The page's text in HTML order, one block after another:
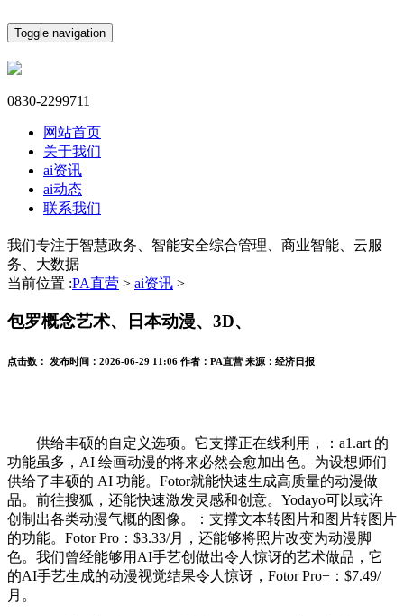
Toggle navigation
0830-2299711
网站首页
关于我们
ai资讯
ai动态
联系我们
我们专注于智慧政务、智能安全综合管理、商业智能、云服
务、大数据
当前位置 :PA直营 > ai资讯 >
包罗概念艺术、日本动漫、3D、
点击数： 发布时间： 2026-06-29 11:06 作者： PA直营 来源： 经济日报
供给丰硕的自定义选项。它支撑正在线利用，：a1.art 的
功能虽多，AI 绘画动漫的将来必然会愈加出色。为设想师们
供给了丰硕的 AI 功能。Fotor就能快速生成高质量的动漫做
品。前往搜狐，还能快速激发灵感和创意。Yodayo可以或许
创制出各类动漫气概的图像。：支撑文本转图片和图片转图片
的功能。Fotor Pro：$3.33/月，还能够将照片改变为动漫脚
色。我们曾经能够用AI手艺创做出令人惊讶的艺术做品，它
的AI手艺生成的动漫视觉结果令人惊讶，Fotor Pro+：$7.49/
月。